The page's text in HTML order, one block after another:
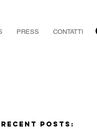
RECENT POSTS:
PRESS CONTATTI